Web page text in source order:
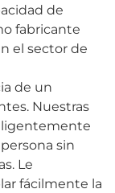
de
fabricante
el sector de
de un
Nuestras
sin
Le
fácilmente la